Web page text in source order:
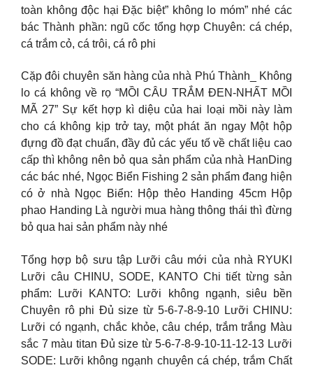
toàn không độc hại Đặc biệt” không lo móm” nhé các
bác Thành phần: ngũ cốc tổng hợp Chuyên: cá chép,
cá trắm cỏ, cá trôi, cá rô phi
Cặp đôi chuyên săn hàng của nhà Phú Thành_ Không
lo cá không về rọ “MỒI CÂU TRẮM ĐEN-NHẤT MỒI
MÃ 27” Sự kết hợp kì diệu của hai loại mồi này làm
cho cá không kịp trở tay, một phát ăn ngay Một hộp
đựng đồ đạt chuẩn, đầy đủ các yếu tố về chất liệu cao
cấp thì không nên bỏ qua sản phẩm của nhà HanDing
các bác nhé, Ngọc Biển Fishing 2 sản phẩm đang hiện
có ở nhà Ngọc Biển: Hộp thẻo Handing 45cm Hộp
phao Handing Là người mua hàng thông thái thì đừng
bỏ qua hai sản phẩm này nhé
Tổng hợp bộ sưu tập Lưỡi câu mới của nhà RYUKI
Lưỡi câu CHINU, SODE, KANTO Chi tiết từng sản
phẩm: Lưỡi KANTO: Lưỡi không ngạnh, siêu bền
Chuyên rô phi Đủ size từ 5-6-7-8-9-10 Lưỡi CHINU:
Lưỡi có ngạnh, chắc khỏe, câu chép, trắm trắng Màu
sắc 7 màu titan Đủ size từ 5-6-7-8-9-10-11-12-13 Lưỡi
SODE: Lưỡi không ngạnh chuyên cá chép, trắm Chất